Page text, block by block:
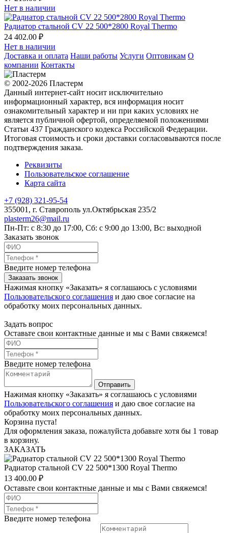
Нет в наличии
Радиатор стальной СV 22 500*2800 Royal Thermo
24 402.00 ₽
Нет в наличии
Доставка и оплата Наши работы Услуги Оптовикам О
компании Контакты
© 2002-2026 Пластерм
Данный интернет-сайт носит исключительно
информационный характер, вся информация носит
ознакомительный характер и ни при каких условиях не
является публичной офертой, определяемой положениями
Статьи 437 Гражданского кодекса Российской Федерации.
Итоговая стоимость и сроки доставки согласовываются после
подтверждения заказа.
Реквизиты
Пользовательское соглашение
Карта сайта
+7 (928) 321-95-54
355001 , г. Ставрополь ул.Октябрьская 235/2
plasterm26@mail.ru
Пн-Пт: с 8:30 до 17:00, Сб: с 9:00 до 13:00, Вс: выходной
Заказать звонок
Введите номер телефона
Заказать звонок
Нажимая кнопку «Заказать» я соглашаюсь с условиями
Пользовательского соглашения и даю свое согласие на
обработку моих персональных данных.
Задать вопрос
Оставьте свои контактные данные и мы с Вами свяжемся!
Введите номер телефона
Отправить
Нажимая кнопку «Заказать» я соглашаюсь с условиями
Пользовательского соглашения и даю свое согласие на
обработку моих персональных данных.
Корзина пуста!
Для оформления заказа, пожалуйста добавьте хотя бы 1 товар
в корзину.
ЗАКАЗАТЬ
Радиатор стальной СV 22 500*1300 Royal Thermo
13 400.00 ₽
Оставьте свои контактные данные и мы с Вами свяжемся!
Введите номер телефона